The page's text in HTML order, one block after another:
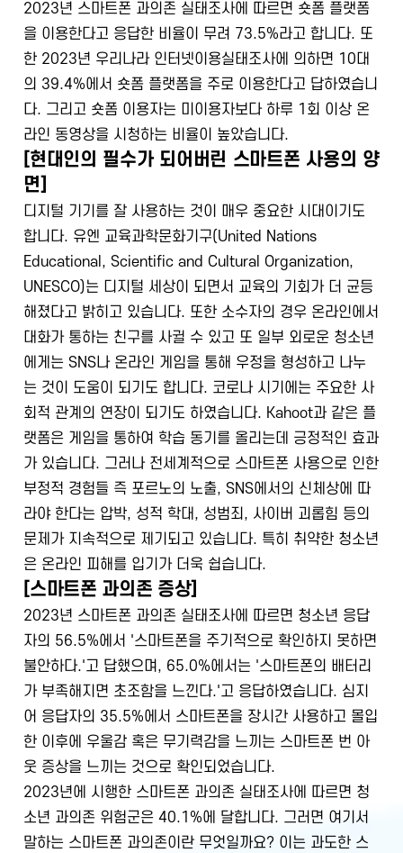
2023년 스마트폰 과의존 실태조사에 따르면 숏폼 플랫폼
을 이용한다고 응답한 비율이 무려 73.5%라고 합니다. 또
한 2023년 우리나라 인터넷이용실태조사에 의하면 10대
의 39.4%에서 숏폼 플랫폼을 주로 이용한다고 답하였습니
다. 그리고 숏폼 이용자는 미이용자보다 하루 1회 이상 온
라인 동영상을 시청하는 비율이 높았습니다.
[현대인의 필수가 되어버린 스마트폰 사용의 양
면]
디지털 기기를 잘 사용하는 것이 매우 중요한 시대이기도
합니다. 유엔 교육과학문화기구(United Nations
Educational, Scientific and Cultural Organization,
UNESCO)는 디지털 세상이 되면서 교육의 기회가 더 균등
해졌다고 밝히고 있습니다. 또한 소수자의 경우 온라인에서
대화가 통하는 친구를 사귈 수 있고 또 일부 외로운 청소년
에게는 SNS나 온라인 게임을 통해 우정을 형성하고 나누
는 것이 도움이 되기도 합니다. 코로나 시기에는 주요한 사
회적 관계의 연장이 되기도 하였습니다. Kahoot과 같은 플
랫폼은 게임을 통하여 학습 동기를 올리는데 긍정적인 효과
가 있습니다. 그러나 전세계적으로 스마트폰 사용으로 인한
부정적 경험들 즉 포르노의 노출, SNS에서의 신체상에 따
라야 한다는 압박, 성적 학대, 성범죄, 사이버 괴롭힘 등의
문제가 지속적으로 제기되고 있습니다. 특히 취약한 청소년
은 온라인 피해를 입기가 더욱 쉽습니다.
[스마트폰 과의존 증상]
2023년 스마트폰 과의존 실태조사에 따르면 청소년 응답
자의 56.5%에서 '스마트폰을 주기적으로 확인하지 못하면
불안하다.'고 답했으며, 65.0%에서는 '스마트폰의 배터리
가 부족해지면 초조함을 느낀다.'고 응답하였습니다. 심지
어 응답자의 35.5%에서 스마트폰을 장시간 사용하고 몰입
한 이후에 우울감 혹은 무기력감을 느끼는 스마트폰 번 아
웃 증상을 느끼는 것으로 확인되었습니다.
2023년에 시행한 스마트폰 과의존 실태조사에 따르면 청
소년 과의존 위험군은 40.1%에 달합니다. 그러면 여기서
말하는 스마트폰 과의존이란 무엇일까요? 이는 과도한 스